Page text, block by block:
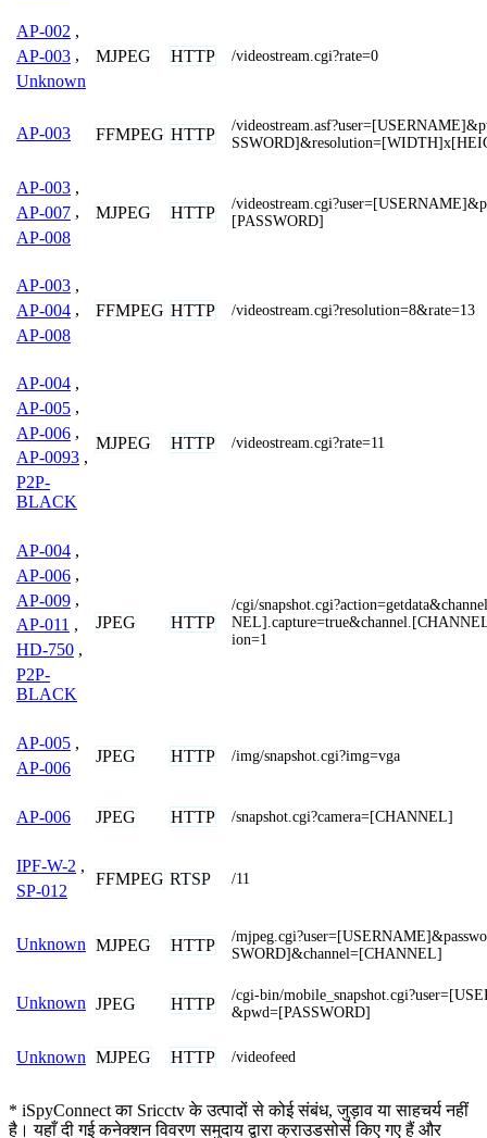
AP-002 ,
AP-003 ,
Unknown
MJPEG HTTP /videostream.cgi?rate=0
AP-003 FFMPEG HTTP
/
AP-003 ,
AP-007 ,
AP-008
MJPEG HTTP
/
[PASSWORD]
AP-003 ,
AP-004 ,
AP-008
FFMPEG HTTP /videostream.cgi?resolution=8&rate=13
AP-004 ,
AP-005 ,
AP-006 ,
AP-0093 ,
P2P-
BLACK
MJPEG HTTP /videostream.cgi?rate=11
AP-004 ,
AP-006 ,
AP-009 ,
AP-011 ,
HD-750 ,
P2P-
BLACK
JPEG HTTP
/cgi/
ion=1
AP-005 ,
AP-006
JPEG HTTP /img/snapshot.cgi?img=vga
AP-006 JPEG HTTP /snapshot.cgi?camera=[CHANNEL]
IPF-W-2 ,
SP-012
FFMPEG RTSP /11
Unknown MJPEG HTTP
/
SWORD]&channel=[CHANNEL]
Unknown JPEG HTTP
/cgi-bin/
&pwd=[PASSWORD]
Unknown MJPEG HTTP /videofeed
* iSpyConnect का Sricctv के उत्पादों से कोई संबंध, जुड़ाव या साहचर्य नहीं
है। यहाँ दी गई कनेक्शन विवरण समुदाय द्वारा क्राउडसोर्स किए गए हैं और